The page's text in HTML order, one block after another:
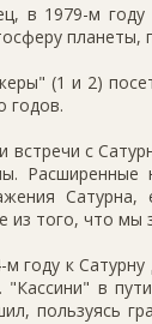
в 1979-м
планеты,
(1 и 2)
годов.
встречи с
Расширенные
из того, что мы
м году к
"Кассини" в
пользуясь